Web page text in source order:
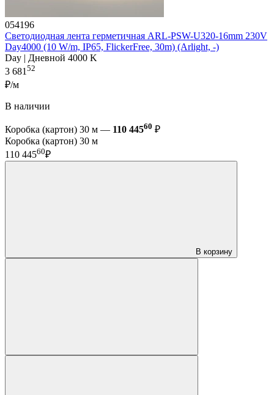
054196
Светодиодная лента герметичная ARL-PSW-U320-16mm 230V
Day4000 (10 W/m, IP65, FlickerFree, 30m) (Arlight, -)
Day | Дневной 4000 K
3 68152
₽/м
В наличии
Коробка (картон) 30 м — 110 44560 ₽
Коробка (картон) 30 м
110 44560₽
В корзину